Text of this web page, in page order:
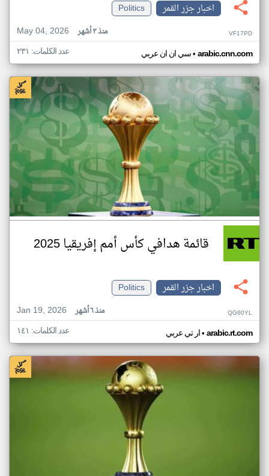
اخبار جزر القمر
Politics
May 04, 2026
منذ ٣ أشهر VF17PD
سي ان ان عربي• arabic.cnn.com عدد الكلمات: ٢٣١
قائمة هدافي كأس أمم إفريقيا 2025
اخبار جزر القمر
Politics
Jan 19, 2026
منذ ٦ أشهر QG60YL
ار تي عربي• arabic.rt.com عدد الكلمات: ١٤١